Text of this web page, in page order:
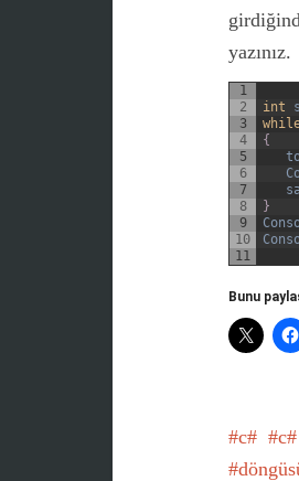
yazınız.
1
2
3
4
5
6
7
8
9
10
11
int
{
}
Bunu
c#